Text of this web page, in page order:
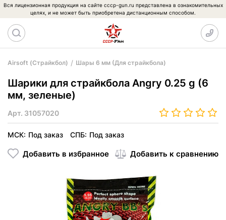
Вся лицензионная продукция на сайте cccp-gun.ru представлена в ознакомительных
целях, и не может быть приобретена дистанционным способом.
Airsoft (Страйкбол) Шары 6 мм (Для страйкбола)
Шарики для страйкбола Angry 0.25 g (6
мм, зеленые)
Арт. 31057020
МСК: Под заказ СПБ: Под заказ
Добавить в избранное Добавить к сравнению